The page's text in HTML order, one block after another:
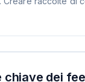
chiave dei